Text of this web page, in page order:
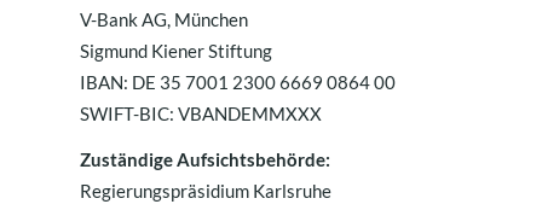
V-Bank AG, München
Sigmund Kiener Stiftung
IBAN: DE 35 7001 2300 6669 0864 00
SWIFT-BIC: VBANDEMMXXX
Zuständige Aufsichtsbehörde:
Regierungspräsidium Karlsruhe